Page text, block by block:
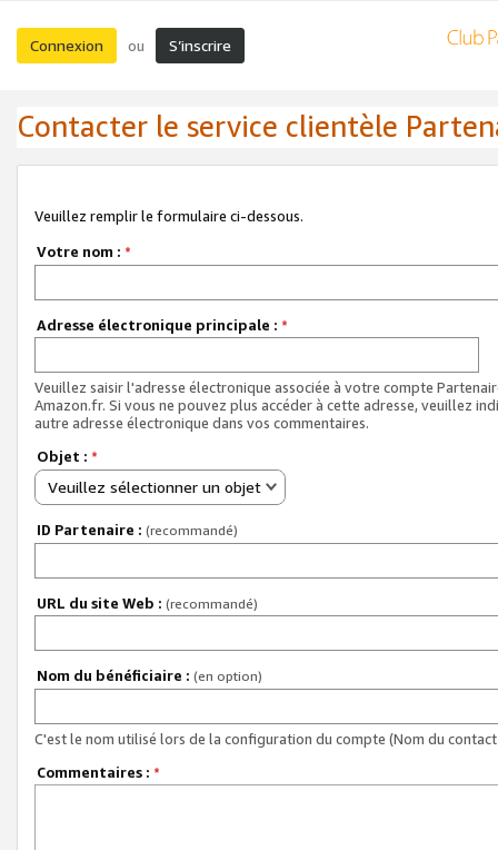
Connexion ou S’inscrire
Contacter le service clientèle
Veuillez remplir le formulaire ci-dessous.
Votre nom : *
Adresse électronique principale : *
Veuillez saisir l'adresse électronique associée à votre compte
Amazon.fr. Si vous ne pouvez plus accéder à cette adresse, veuillez
autre adresse électronique dans vos commentaires.
Objet : *
Veuillez sélectionner un objet
ID Partenaire : (recommandé)
URL du site Web : (recommandé)
Nom du bénéficiaire : (en option)
C'est le nom utilisé lors de la configuration du compte (Nom du
Commentaires : *